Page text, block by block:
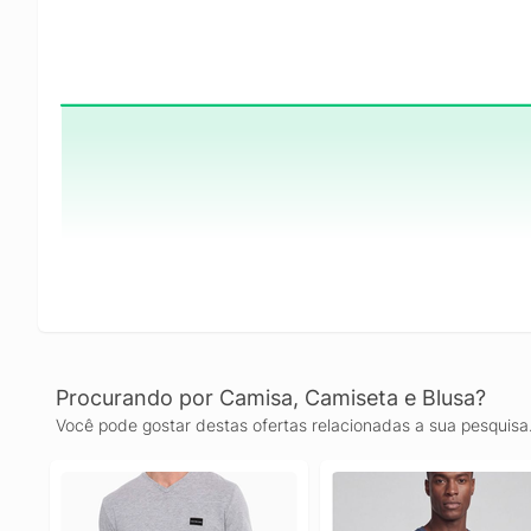
Procurando por Camisa, Camiseta e Blusa?
Você pode gostar destas ofertas relacionadas a sua